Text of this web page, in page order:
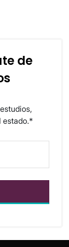
de
estado.*